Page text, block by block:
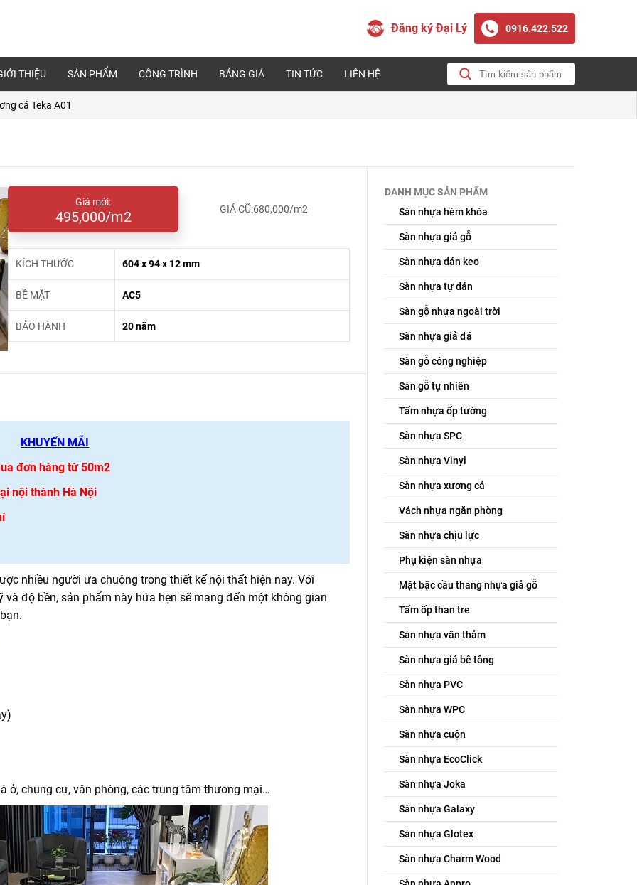
Đăng ký Đại Lý 0916.422.522
THIỆU SẢN PHẨM CÔNG TRÌNH BẢNG GIÁ TIN TỨC LIÊN HỆ
cá Teka A01
Giá mới:
495,000/m2 GIÁ CŨ:680,000/m2
KÍCH THƯỚC 604 x 94 x 12 mm
BỀ MẶT AC5
BẢO HÀNH 20 năm
KHUYẾN MÃI
đơn hàng từ 50m2
nội thành Hà Nội
nhiều người ưa chuộng trong thiết kế nội thất hiện nay. Với
độ bền, sản phẩm này hứa hẹn sẽ mang đến một không gian
ở, chung cư, văn phòng, các trung tâm thương mại…
DANH MỤC SẢN PHẨM
Sàn nhựa hèm khóa
Sàn nhựa giả gỗ
Sàn nhựa dán keo
Sàn nhựa tự dán
Sàn gỗ nhựa ngoài trời
Sàn nhựa giả đá
Sàn gỗ công nghiệp
Sàn gỗ tự nhiên
Tấm nhựa ốp tường
Sàn nhựa SPC
Sàn nhựa Vinyl
Sàn nhựa xương cá
Vách nhựa ngăn phòng
Sàn nhựa chịu lực
Phụ kiện sàn nhựa
Mặt bậc cầu thang nhựa giả gỗ
Tấm ốp than tre
Sàn nhựa vân thảm
Sàn nhựa giả bê tông
Sàn nhựa PVC
Sàn nhựa WPC
Sàn nhựa cuộn
Sàn nhựa EcoClick
Sàn nhựa Joka
Sàn nhựa Galaxy
Sàn nhựa Glotex
Sàn nhựa Charm Wood